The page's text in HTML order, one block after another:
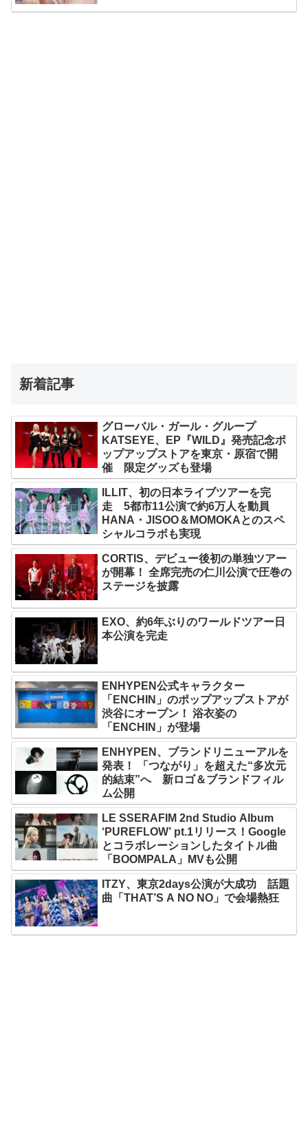
新着記事
グローバル・ガール・グループ
KATSEYE、EP『WILD』発売記念ポ
ップアップストアを東京・原宿で開
催 限定グッズも登場
ILLIT、初の日本ライブツアーを完
走 5都市11公演で約6万人を動員
HANA・JISOO＆MOMOKAとのスペ
シャルコラボも実現
CORTIS、デビュー後初の単独ツアー
が開幕！ 全席完売の仁川公演で圧巻の
ステージを披露
EXO、約6年ぶりのワールドツアー日
本公演を完走
ENHYPEN公式キャラクター
「ENCHIN」のポップアップストアが
渋谷にオープン！ 浴衣姿の
「ENCHIN」が登場
ENHYPEN、ブランドリニューアルを
発表！ 「つながり」を超えた“多次元
的結束”へ 新ロゴ＆ブランドフィル
ム公開
LE SSERAFIM 2nd Studio Album
‘PUREFLOW’ pt.1リリース！Google
とコラボレーションしたタイトル曲
「BOOMPALA」MVも公開
ITZY、東京2days公演が大成功 話題
曲「THAT’S A NO NO」で会場熱狂